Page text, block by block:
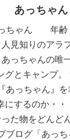
あっちゃん
ちゃん 年齢
見知りのアラ
っちゃんの唯
グとキャンプ
あっちゃん』
にするのか・・
た物をどんど
ブログ「あっ